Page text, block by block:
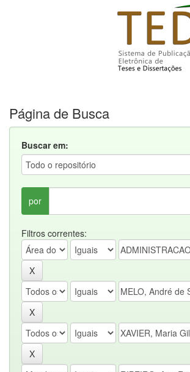
Página de Busca
Buscar em:
por
Filtros correntes: